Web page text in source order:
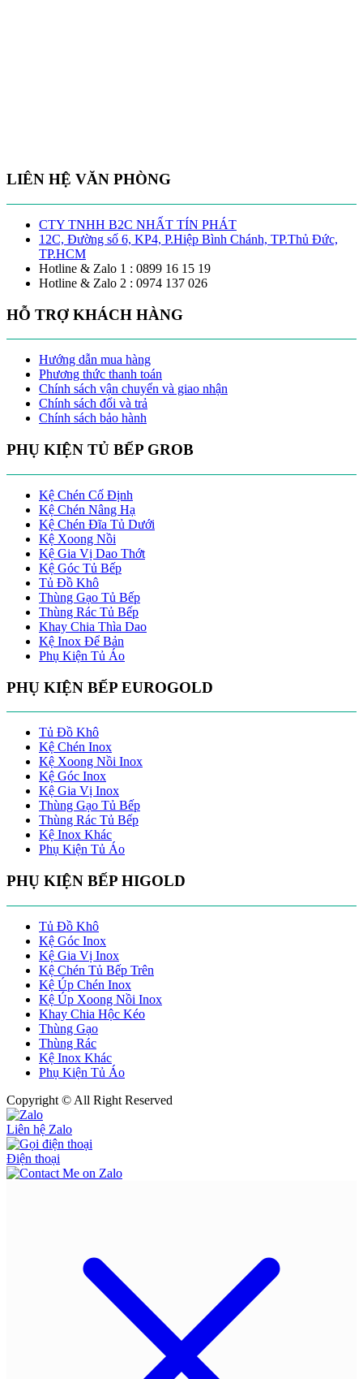
LIÊN HỆ VĂN PHÒNG
CTY TNHH B2C NHẤT TÍN PHÁT
12C, Đường số 6, KP4, P.Hiệp Bình Chánh, TP.Thủ Đức,
TP.HCM
Hotline & Zalo 1 : 0899 16 15 19
Hotline & Zalo 2 : 0974 137 026
HỖ TRỢ KHÁCH HÀNG
Hướng dẫn mua hàng
Phương thức thanh toán
Chính sách vận chuyển và giao nhận
Chính sách đổi và trả
Chính sách bảo hành
PHỤ KIỆN TỦ BẾP GROB
Kệ Chén Cố Định
Kệ Chén Nâng Hạ
Kệ Chén Đĩa Tủ Dưới
Kệ Xoong Nồi
Kệ Gia Vị Dao Thớt
Kệ Góc Tủ Bếp
Tủ Đồ Khô
Thùng Gạo Tủ Bếp
Thùng Rác Tủ Bếp
Khay Chia Thìa Dao
Kệ Inox Để Bản
Phụ Kiện Tủ Áo
PHỤ KIỆN BẾP EUROGOLD
Tủ Đồ Khô
Kệ Chén Inox
Kệ Xoong Nồi Inox
Kệ Góc Inox
Kệ Gia Vị Inox
Thùng Gạo Tủ Bếp
Thùng Rác Tủ Bếp
Kệ Inox Khác
Phụ Kiện Tủ Áo
PHỤ KIỆN BẾP HIGOLD
Tủ Đồ Khô
Kệ Góc Inox
Kệ Gia Vị Inox
Kệ Chén Tủ Bếp Trên
Kệ Úp Chén Inox
Kệ Úp Xoong Nồi Inox
Khay Chia Hộc Kéo
Thùng Gạo
Thùng Rác
Kệ Inox Khác
Phụ Kiện Tủ Áo
Copyright © All Right Reserved
Liên hệ Zalo
Điện thoại